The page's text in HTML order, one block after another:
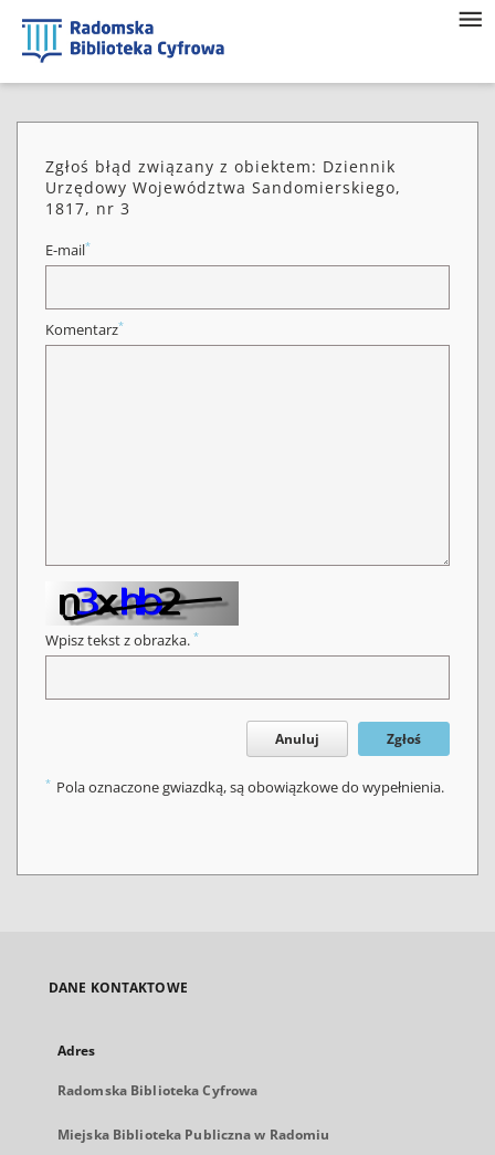
Zgłoś błąd związany z obiektem: Dziennik
Urzędowy Województwa Sandomierskiego,
1817, nr 3
E-mail*
Komentarz*
Wpisz tekst z obrazka. *
Anuluj Zgłoś
* Pola oznaczone gwiazdką, są obowiązkowe do wypełnienia.
DANE KONTAKTOWE
Adres
Radomska Biblioteka Cyfrowa
Miejska Biblioteka Publiczna w Radomiu